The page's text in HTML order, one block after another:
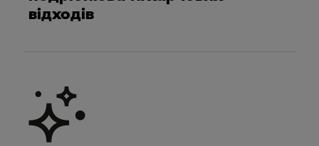
відходів